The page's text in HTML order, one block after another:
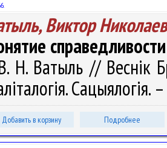
Виктор
Н. Ватыль // Веснік
Добавить в корзину Подробнее